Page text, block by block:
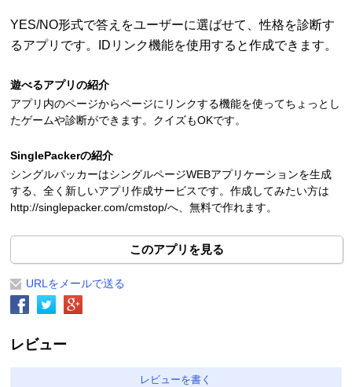
YES/NO形式で答えをユーザーに選ばせて、性格を診断す
るアプリです。IDリンク機能を使用すると作成できます。
遊べるアプリの紹介
アプリ内のページからページにリンクする機能を使ってちょっとし
たゲームや診断ができます。クイズもOKです。
SinglePackerの紹介
シングルパッカーはシングルページWEBアプリケーションを生成
する、全く新しいアプリ作成サービスです。作成してみたい方は
http://singlepacker.com/cmstop/へ、無料で作れます。
このアプリを見る
URLをメールで送る
レビュー
レビューを書く